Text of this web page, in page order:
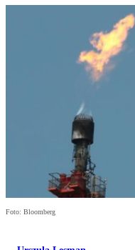
Foto: Bloomberg